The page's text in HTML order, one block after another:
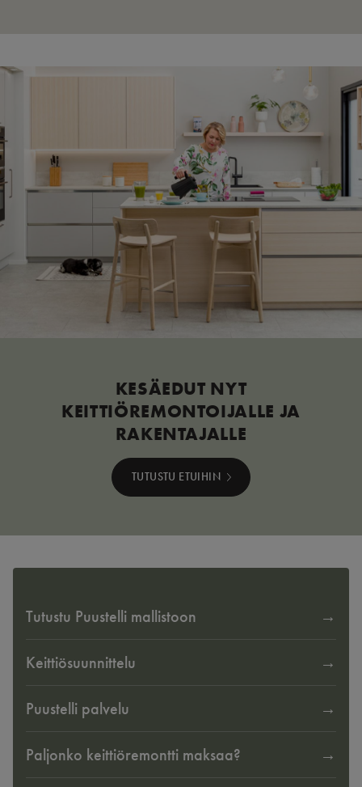
KESÄEDUT NYT
KEITTIÖREMONTOIJALLE JA
RAKENTAJALLE
TUTUSTU ETUIHIN
Tutustu Puustelli mallistoon
Keittiösuunnittelu
Puustelli palvelu
Paljonko keittiöremontti maksaa?